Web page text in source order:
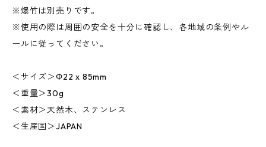
※爆竹は別売りです。
※使用の際は周囲の安全を十分に確認し、各地域の条例やル
ールに従ってください。
＜サイズ＞Φ22 x 85mm
＜重量＞30g
＜素材＞天然木、ステンレス
＜生産国＞JAPAN